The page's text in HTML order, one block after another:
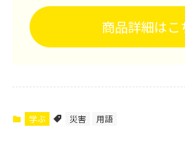
商品詳細はこ
学ぶ 災害 用語